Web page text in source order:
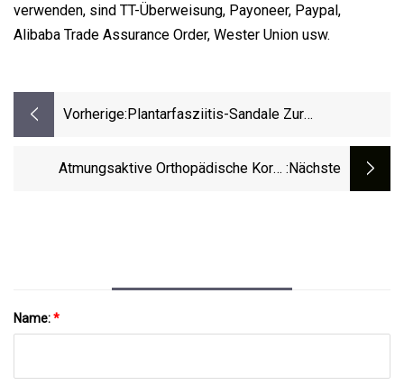
verwenden, sind TT-Überweisung, Payoneer, Paypal,
Alibaba Trade Assurance Order, Wester Union usw.
Vorherige: Plantarfasziitis-Sandale Zur
Erholung Für Männer Und Frauen.
Atmungsaktive Orthopädische Kork- :nächste
Name:*